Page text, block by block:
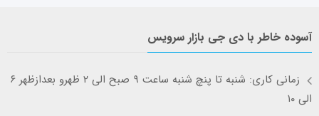
آسوده خاطر با دی جی بازار سرویس
زمانی کاری: شنبه تا پنچ شنبه ساعت ۹ صبح الی ۲ ظهرو بعدازظهر ۶
الی ۱۰